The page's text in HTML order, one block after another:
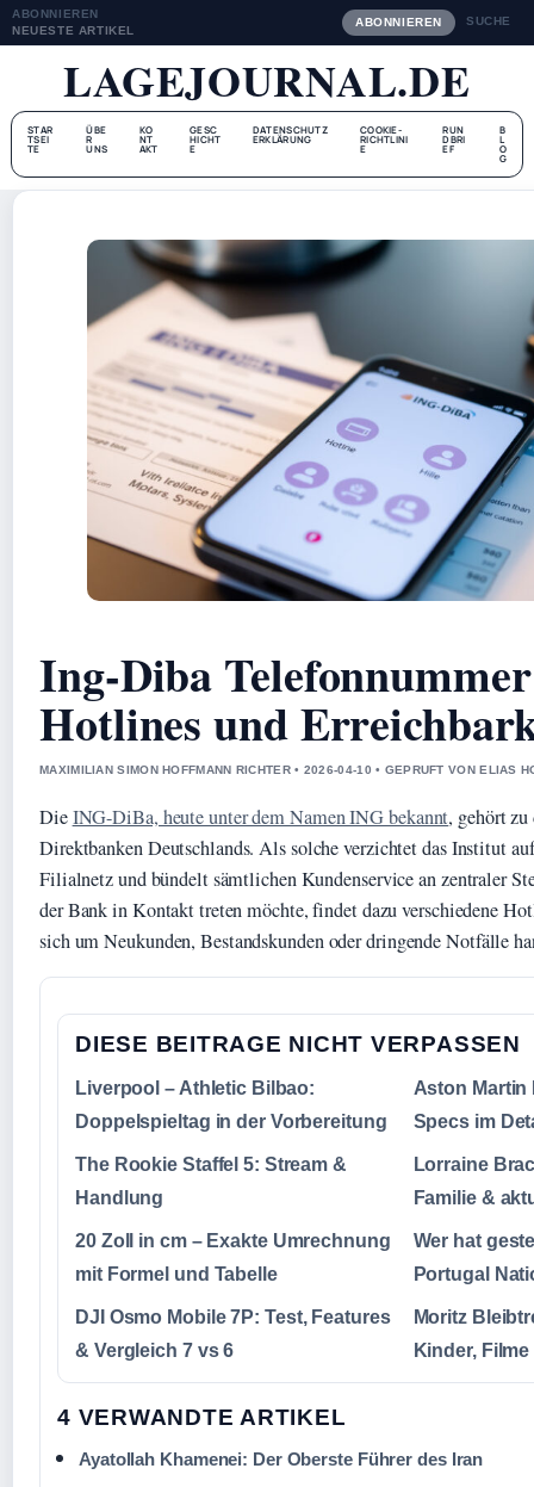
ABONNIEREN
NEUESTE ARTIKEL
ABONNIEREN SUCHE
LAGEJOURNAL.DE
STAR
TSEI
TE
ÜBE
R
UNS
KO
NT
AKT
GESC
HICHT
E
DATENSCHUTZ
ERKLÄRUNG
COOKIE-
RICHTLINI
E
RUN
DBRI
EF
B
L
O
G
Ing-Diba
Hotlines und
MAXIMILIAN SIMON HOFFMANN RICHTER • 2026-04-10 • GEPRUFT VON ELIAS
DieING-DiBa, heute unter dem Namen ING bekannt, gehört
Direktbanken Deutschlands. Als solche verzichtet das Institut
Filialnetz und bündelt sämtlichen Kundenservice an zentraler
der Bank in Kontakt treten möchte, findet dazu verschiedene
sich um Neukunden, Bestandskunden oder dringende Notfälle
DIESE BEITRAGE NICHT VERPASSEN
Liverpool – Athletic Bilbao:
Doppelspieltag in der Vorbereitung
Aston Martin
Specs im
The Rookie Staffel 5: Stream &
Handlung
Lorraine
Familie &
20 Zoll in cm – Exakte Umrechnung
mit Formel und Tabelle
Wer hat
Portugal
DJI Osmo Mobile 7P: Test, Features
& Vergleich 7 vs 6
Moritz
Kinder,
4 VERWANDTE ARTIKEL
Ayatollah Khamenei: Der Oberste Führer des Iran